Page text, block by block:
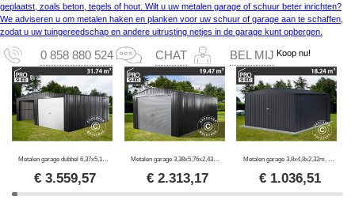
geplaatst, zoals beton, tegels of hout. Wilt u uw metalen garage of schuur beter inrichten?
We adviseren u om metalen haken en planken voor uw schuur of garage aan te schaffen,
zodat u uw tuingereedschap en andere uitrusting netjes in de garage kunt opbergen.
0 858 880 524 CHAT BEL MIJ Koop nu!
Metalen garage dubbel 6,37x5,13x2,41m, 31,74m², ProShed®, Antraciet
€3.559,57
Metalen garage 3,38x5,76x2,43m, 19,47m², ProShed®, Antraciet
€ 2.313,17
Metalen garage 3,8x4,8x2,32m, 18,24m², ProShed®, Antraciet
€ 1.036,51